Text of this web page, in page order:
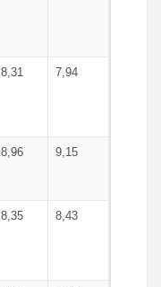
8,31 7,94
8,96 9,15
8,35 8,43